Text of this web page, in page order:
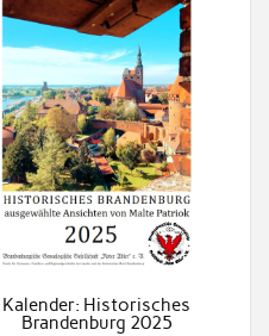
Kalender: Historisches
Brandenburg 2025